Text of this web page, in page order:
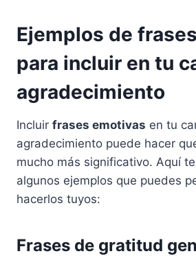
Ejemplos de
para incluir en tu
agradecimiento
Incluir frases emotivas en tu
agradecimiento puede hacer
mucho más significativo. Aquí
algunos ejemplos que puedes
hacerlos tuyos:
Frases de gratitud